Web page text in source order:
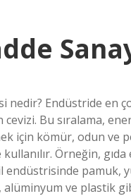
nedir? Endüstride en
cevizi. Bu sıralama,
için kömür, odun ve
Örneğin,
endüstrisinde pamuk,
ve plastik